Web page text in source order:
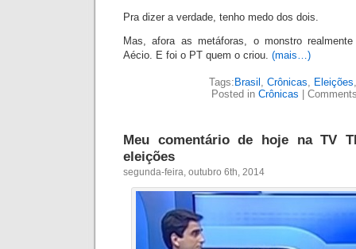
Pra dizer a verdade, tenho medo dos dois.
Mas, afora as metáforas, o monstro
Aécio. E foi o PT quem o criou. (mais…)
Tags: Brasil , Crônicas, Eleições
Posted in Crônicas
Meu comentário de hoje na TV
eleições
segunda-feira, outubro 6th, 2014